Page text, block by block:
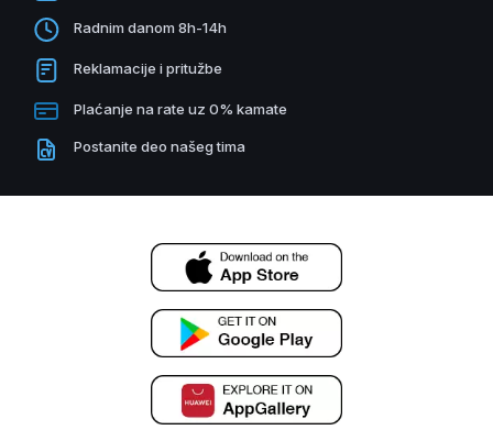
Radnim danom 8h-14h
Reklamacije i pritužbe
Plaćanje na rate uz 0% kamate
Postanite deo našeg tima